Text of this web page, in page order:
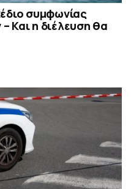
συμφωνίας
– Και η διέλευση θα